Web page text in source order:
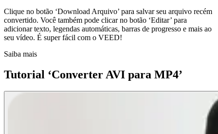
Clique no botão ‘Download Arquivo’ para salvar seu arquivo recém
convertido. Você também pode clicar no botão ‘Editar’ para
adicionar texto, legendas automáticas, barras de progresso e mais ao
seu vídeo. É super fácil com o VEED!
Saiba mais
Tutorial ‘Converter AVI para MP4’